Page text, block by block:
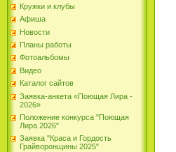
Кружки и клубы
Афиша
Новости
Планы работы
Фотоальбомы
Видео
Каталог сайтов
Заявка-анкета «Поющая Лира -
2026»
Положение конкурса "Поющая
Лира 2026"
Заявка "Краса и Гордость
Грайворонщины 2025"